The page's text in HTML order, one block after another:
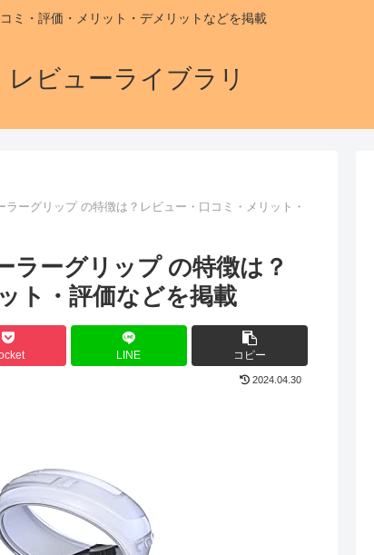
ミ・評価・メリット・デメリットなどを掲載
レビューライブラリ
ーグリップ の特徴は？レビュー・口コミ・メリット・
ラーグリップ の特徴は？
ト・評価などを掲載
LINE コピー
2024.04.30